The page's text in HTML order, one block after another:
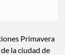
Primavera
la ciudad de